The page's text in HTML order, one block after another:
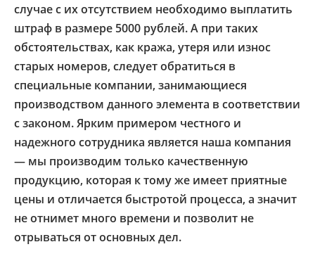
случае с их отсутствием необходимо выплатить
штраф в размере 5000 рублей. А при таких
обстоятельствах, как кража, утеря или износ
старых номеров, следует обратиться в
специальные компании, занимающиеся
производством данного элемента в соответствии
с законом. Ярким примером честного и
надежного сотрудника является наша компания
— мы производим только качественную
продукцию, которая к тому же имеет приятные
цены и отличается быстротой процесса, а значит
не отнимет много времени и позволит не
отрываться от основных дел.